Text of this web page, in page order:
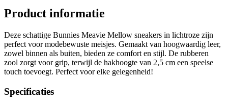
Product informatie
Deze schattige Bunnies Meavie Mellow sneakers in lichtroze zijn
perfect voor modebewuste meisjes. Gemaakt van hoogwaardig leer,
zowel binnen als buiten, bieden ze comfort en stijl. De rubberen
zool zorgt voor grip, terwijl de hakhoogte van 2,5 cm een speelse
touch toevoegt. Perfect voor elke gelegenheid!
Specificaties